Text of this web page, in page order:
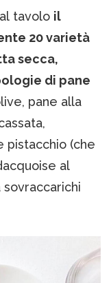
tavolo il
20 varietà
secca,
di pane
pane alla
pistacchio (che
al